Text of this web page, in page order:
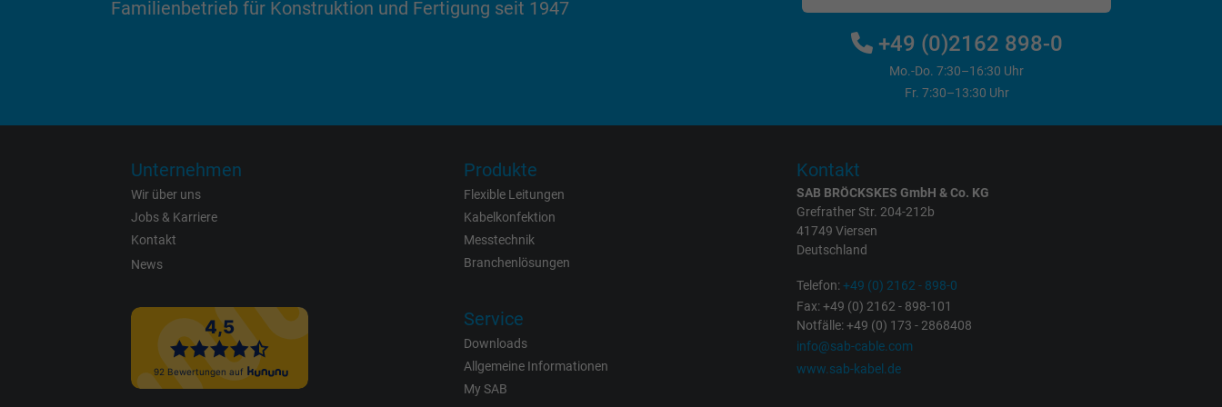
Zweck
Erzeugt statistische Daten darüber, wie der
Anbieter Google LLC
Wird verwendet, um die Aktionen eines
Benutzers auf der Website zu
Werbezwecken zu registrieren und zu
test_cookie, Google DoubleClick
Google LLC
Familienbetrieb für Konstruktion und Fertigung seit 1947
+49 (0)2162 898-0
Mo.-Do. 7:30–16:30 Uhr
Fr. 7:30–13:30 Uhr
Unternehmen
Wir über uns
Jobs & Karriere
Kontakt
News
Produkte
Flexible Leitungen
Kabelkonfektion
Messtechnik
Branchenlösungen
Service
Downloads
Allgemeine Informationen
My SAB
Kontakt
SAB BRÖCKSKES GmbH & Co. KG
Grefrather Str. 204-212b
41749 Viersen
Deutschland
Telefon:+49 (0) 2162 - 898-0
Fax: +49 (0) 2162 - 898-101
Notfälle: +49 (0) 173 - 2868408
info@sab-cable.com
www.sab-kabel.de